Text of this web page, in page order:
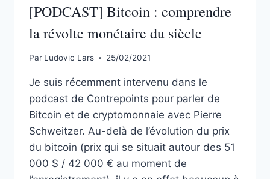
[PODCAST] Bitcoin : comprendre
la révolte monétaire du siècle
Par Ludovic Lars 25/02/2021
Je suis récemment intervenu dans le
podcast de Contrepoints pour parler de
Bitcoin et de cryptomonnaie avec Pierre
Schweitzer. Au-delà de l’évolution du prix
du bitcoin (prix qui se situait autour des 51
000 $ / 42 000 € au moment de